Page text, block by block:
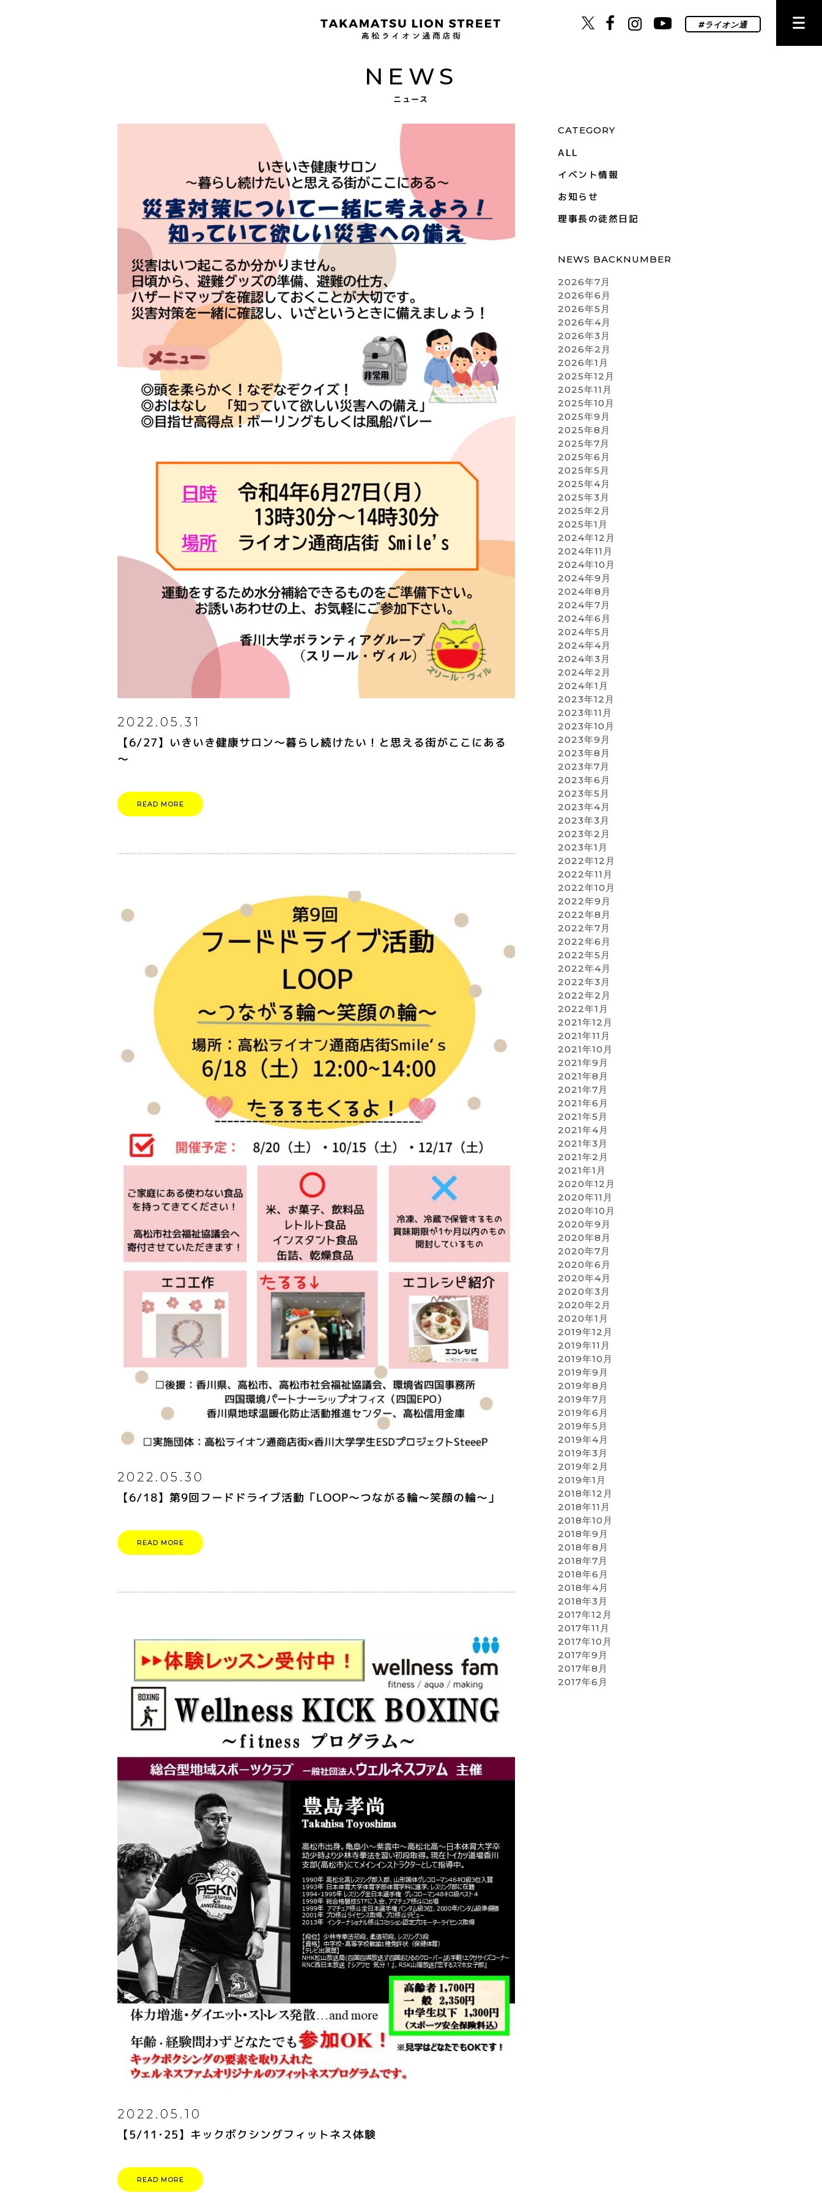
NEWS
ニュース
CATEGORY
ALL
イベント情報
お知らせ
理事長の徒然日記
NEWS BACKNUMBER
2026年7月
2026年6月
2026年5月
2026年4月
2026年3月
2026年2月
2026年1月
2025年12月
2025年11月
2025年10月
2025年9月
2025年8月
2025年7月
2025年6月
2025年5月
2025年4月
2025年3月
2025年2月
2025年1月
2024年12月
2024年11月
2024年10月
2024年9月
2024年8月
2024年7月
2024年6月
2024年5月
2024年4月
2024年3月
2024年2月
2024年1月
2023年12月
2023年11月
2023年10月
2023年9月
2023年8月
2023年7月
2023年6月
2023年5月
2023年4月
2023年3月
2023年2月
2023年1月
2022年12月
2022年11月
2022年10月
2022年9月
2022年8月
2022年7月
2022年6月
2022年5月
2022年4月
2022年3月
2022年2月
2022年1月
2021年12月
2021年11月
2021年10月
2021年9月
2021年8月
2021年7月
2021年6月
2021年5月
2021年4月
2021年3月
2021年2月
2021年1月
2020年12月
2020年11月
2020年10月
2020年9月
2020年8月
2020年7月
2020年6月
2020年4月
2020年3月
2020年2月
2020年1月
2019年12月
2019年11月
2019年10月
2019年9月
2019年8月
2019年7月
2019年6月
2019年5月
2019年4月
2019年3月
2019年2月
2019年1月
2018年12月
2018年11月
2018年10月
2018年9月
2018年8月
2018年7月
2018年6月
2018年4月
2018年3月
2017年12月
2017年11月
2017年10月
2017年9月
2017年8月
2017年6月
2022.05.31
【6/27】いきいき健康サロン～暮らし続けたい！と思える街がここにある
～
READ MORE
2022.05.30
【6/18】第9回フードドライブ活動「LOOP～つながる輪～笑顔の輪～」
READ MORE
2022.05.10
【5/11･25】キックボクシングフィットネス体験
READ MORE